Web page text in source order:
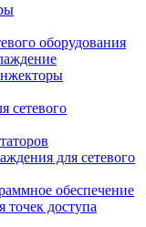
оборудования
сетевого
для сетевого
обеспечение
точек доступа